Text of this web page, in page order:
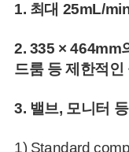
1. 최대 25mL/
2. 335 × 464mm
드룸 등 제한적
3. 밸브, 모니터
1) Standard